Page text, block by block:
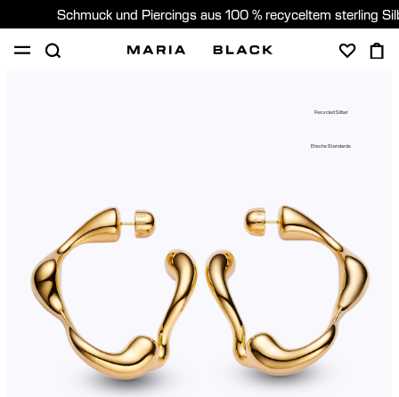
Schmuck und Piercings aus 100 % recyceltem sterling
Recycled Silber
Etische Standards